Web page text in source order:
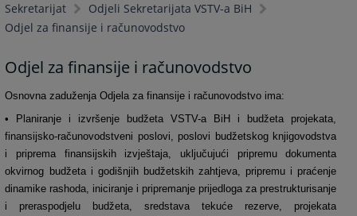
Sekretarijat
Odjeli Sekretarijata VSTV-a BiH
Odjel za finansije i računovodstvo
Odjel za finansije i računovodstvo
Osnovna zaduženja Odjela za finansije i računovodstvo ima:
• Planiranje i izvršenje budžeta VSTV-a BiH i budžeta projekata,
finansijsko-računovodstveni poslovi, poslovi budžetskog knjigovodstva
i priprema finansijskih izvještaja, uključujući pripremu dokumenta
okvirnog budžeta i godišnjih budžetskih zahtjeva, pripremu i praćenje
dinamike rashoda, iniciranje i pripremanje prijedloga za prestrukturisanje
i preraspodjelu budžeta, sredstava tekuće rezerve, projekata